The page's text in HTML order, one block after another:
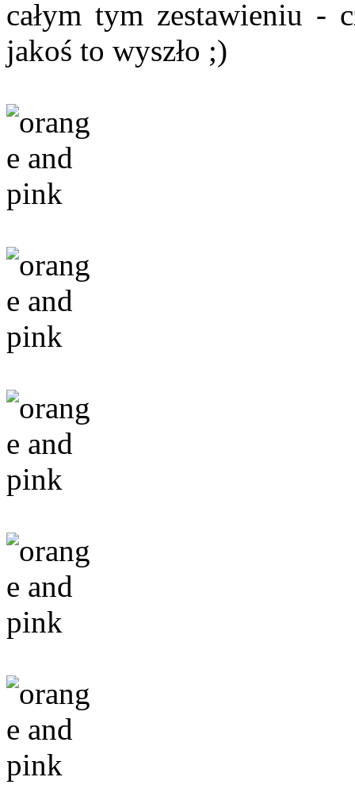
całym tym zestawieniu -
jakoś to wyszło ;)